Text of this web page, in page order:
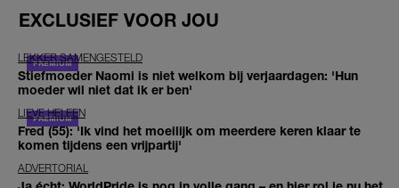
EXCLUSIEF VOOR JOU
LEKKER SAMENGESTELD
Stiefmoeder Naomi is niet welkom bij verjaardagen: 'Hun
moeder wil niet dat ik er ben'
LIEVE HELEEN
Fred (55): 'Ik vind het moeilijk om meerdere keren klaar te
komen tijdens een vrijpartij'
ADVERTORIAL